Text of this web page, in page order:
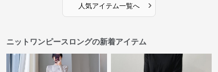
人気アイテム一覧へ ›
ニットワンピースロングの新着アイテム